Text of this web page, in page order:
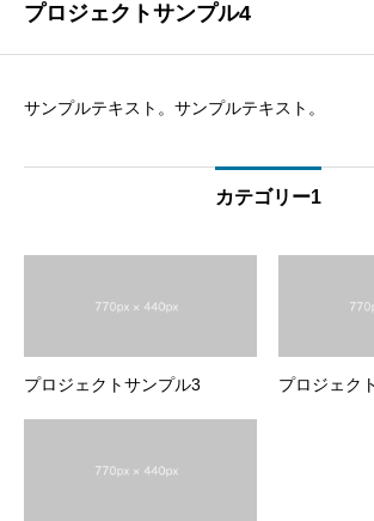
プロジェクトサンプル4
サンプルテキスト。サンプルテキスト。
カテゴリー1
プロジェクトサンプル3 プロジェク